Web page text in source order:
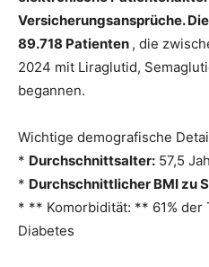
Versicherungsansprüche.
89.718 Patienten , die
2024 mit Liraglutid,
begannen.
Wichtige demografische
* Durchschnittsalter: 57,5
* Durchschnittlicher BMI zu
* ** Komorbidität: ** 61% der
Diabetes